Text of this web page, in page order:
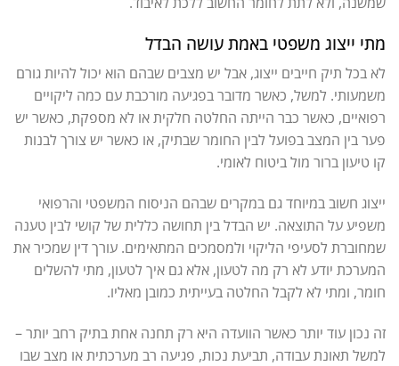
מתי ייצוג משפטי באמת עושה הבדל
לא בכל תיק חייבים ייצוג, אבל יש מצבים שבהם הוא יכול להיות גורם
משמעותי. למשל, כאשר מדובר בפגיעה מורכבת עם כמה ליקויים
רפואיים, כאשר כבר הייתה החלטה חלקית או לא מספקת, כאשר יש
פער בין המצב בפועל לבין החומר שבתיק, או כאשר יש צורך לבנות
קו טיעון ברור מול ביטוח לאומי.
ייצוג חשוב במיוחד גם במקרים שבהם הניסוח המשפטי והרפואי
משפיע על התוצאה. יש הבדל בין תחושה כללית של קושי לבין טענה
שמחוברת לסעיפי הליקוי ולמסמכים המתאימים. עורך דין שמכיר את
המערכת יודע לא רק מה לטעון, אלא גם איך לטעון, מתי להשלים
חומר, ומתי לא לקבל החלטה בעייתית כמובן מאליו.
זה נכון עוד יותר כאשר הוועדה היא רק תחנה אחת בתיק רחב יותר –
למשל תאונת עבודה, תביעת נכות, פגיעה רב מערכתית או מצב שבו